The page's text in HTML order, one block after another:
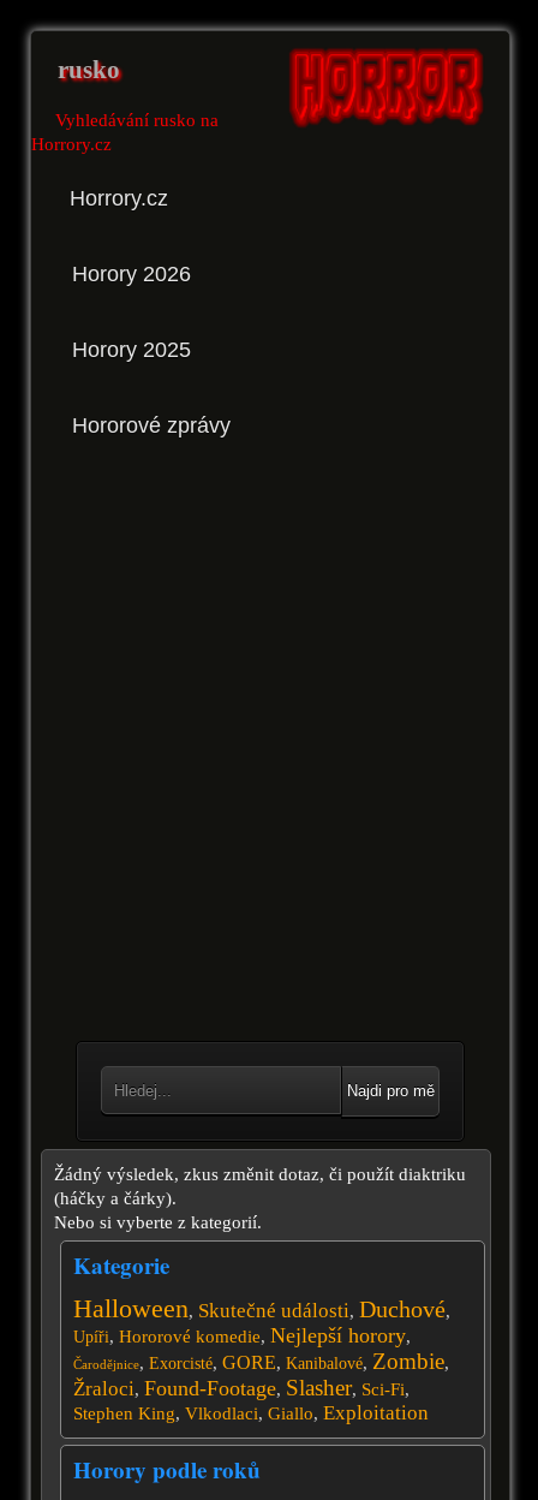
rusko
Vyhledávání rusko na
Horrory.cz
Horrory.cz
Horory 2026
Horory 2025
Hororové zprávy
Najdi pro mě
Žádný výsledek, zkus změnit dotaz, či použít diaktriku
(háčky a čárky).
Nebo si vyberte z kategorií.
Kategorie
Halloween, Skutečné události, Duchové,
Upíři, Hororové komedie, Nejlepší horory,
Čarodějnice, Exorcisté, GORE, Kanibalové, Zombie,
Žraloci, Found-Footage, Slasher, Sci-Fi,
Stephen King, Vlkodlaci, Giallo, Exploitation
Horory podle roků